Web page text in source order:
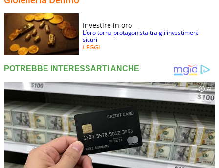
Investire in oro
L’oro torna protagonista tra gli investimenti
sicuri
LEGGI